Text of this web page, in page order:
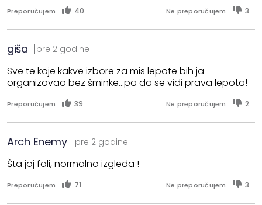
Preporučujem 40 Ne preporučujem 3
giša pre 2 godine
Sve te koje kakve izbore za mis lepote bih ja
organizovao bez šminke...pa da se vidi prava lepota!
Preporučujem 39 Ne preporučujem 2
Arch Enemy pre 2 godine
Šta joj fali, normalno izgleda !
Preporučujem 71 Ne preporučujem 3